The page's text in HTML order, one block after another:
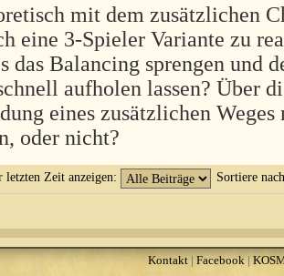
mit dem zusätzlichen
eine 3-Spieler Variante zu
das Balancing sprengen und
aufholen lassen? Über
eines zusätzlichen Weges
oder nicht?
letzten Zeit anzeigen: Sortiere
Kontakt| Facebook|